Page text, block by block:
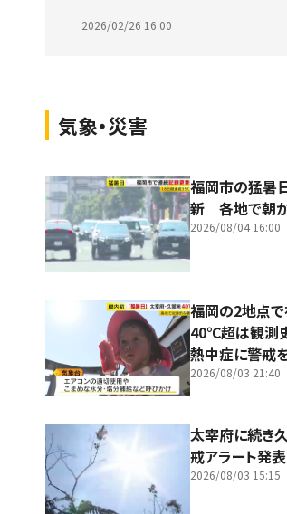
2026/02/26 16:00
気象・災害
福岡市の猛暑
新 各地で朝
2026/08/04 16:00
福岡の2地点
40℃超は観測
熱中症に警戒
2026/08/03 21:40
太宰府に続き
戒アラート
2026/08/03 15:15